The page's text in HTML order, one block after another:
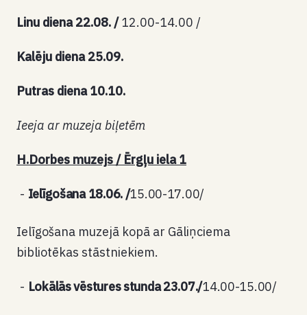
Linu diena 22.08. /12.00-14.00 /
Kalēju diena 25.09.
Putras diena 10.10.
Ieeja ar muzeja biļetēm
H.Dorbes muzejs / Ērgļu iela 1
Ielīgošana 18.06./15.00-17.00/
Ielīgošana muzejā kopā ar Gāliņciema
bibliotēkas stāstniekiem.
Lokālās vēstures stunda 23.07./14.00-15.00/